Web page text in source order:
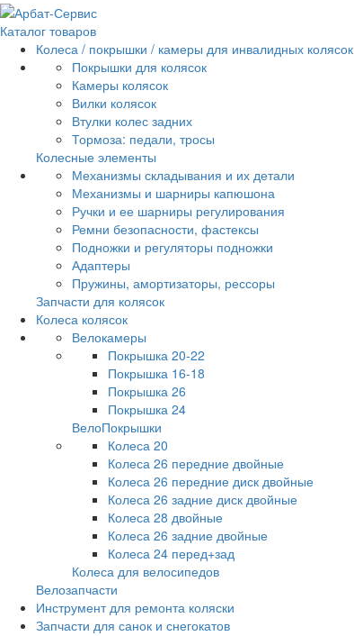
Каталог товаров
Колеса / покрышки / камеры для инвалидных колясок
Покрышки для колясок
Камеры колясок
Вилки колясок
Втулки колес задних
Тормоза: педали, тросы
Колесные элементы
Механизмы складывания и их детали
Механизмы и шарниры капюшона
Ручки и ее шарниры регулирования
Ремни безопасности, фастексы
Подножки и регуляторы подножки
Адаптеры
Пружины, амортизаторы, рессоры
Запчасти для колясок
Колеса колясок
Велокамеры
Покрышка 20-22
Покрышка 16-18
Покрышка 26
Покрышка 24
ВелоПокрышки
Колеса 20
Колеса 26 передние двойные
Колеса 26 передние диск двойные
Колеса 26 задние диск двойные
Колеса 28 двойные
Колеса 26 задние двойные
Колеса 24 перед+зад
Колеса для велосипедов
Велозапчасти
Инструмент для ремонта коляски
Запчасти для санок и снегокатов